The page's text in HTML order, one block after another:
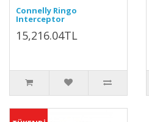
Connelly Ringo
Interceptor
15,216.04TL